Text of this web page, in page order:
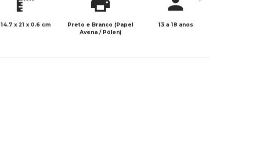
14.7 x 21 x 0.6 cm
Preto e Branco (Papel
Avena / Pólen)
13 a 18 anos